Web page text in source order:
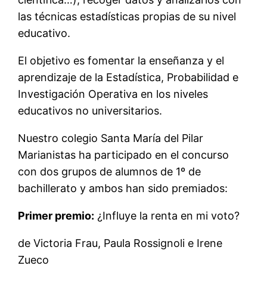
las técnicas estadísticas propias de su nivel
educativo.
El objetivo es fomentar la enseñanza y el
aprendizaje de la Estadística, Probabilidad e
Investigación Operativa en los niveles
educativos no universitarios.
Nuestro colegio Santa María del Pilar
Marianistas ha participado en el concurso
con dos grupos de alumnos de 1º de
bachillerato y ambos han sido premiados:
Primer premio: ¿Influye la renta en mi voto?
de Victoria Frau, Paula Rossignoli e Irene
Zueco